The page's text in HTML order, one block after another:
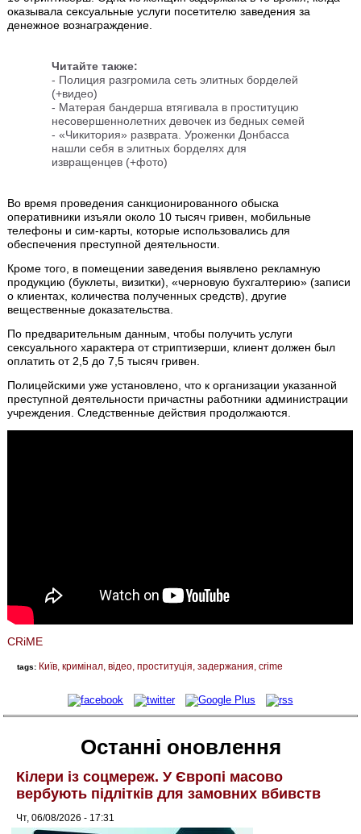
оказывала сексуальные услуги посетителю заведения за
денежное вознаграждение.
Читайте также:
- Полиция разгромила сеть элитных борделей
(+видео)
- Матерая бандерша втягивала в проституцию
несовершеннолетних девочек из бедных семей
-«Чикитория» разврата. Уроженки Донбасса
нашли себя в элитных борделях для
извращенцев (+фото)
Во время проведения санкционированного обыска
оперативники изъяли около 10 тысяч гривен, мобильные
телефоны и сим-карты, которые использовались для
обеспечения преступной деятельности.
Кроме того, в помещении заведения выявлено рекламную
продукцию (буклеты, визитки), «черновую бухгалтерию» (записи
о клиентах, количества полученных средств), другие
вещественные доказательства.
По предварительным данным, чтобы получить услуги
сексуального характера от стриптизерши, клиент должен был
оплатить от 2,5 до 7,5 тысяч гривен.
Полицейскими уже установлено, что к организации указанной
преступной деятельности причастны работники администрации
учреждения. Следственные действия продолжаются.
CRiME
tags: Київ кримінал відео проституція задержания crime
Останні оновлення
Кілери із соцмереж. У Європі масово
вербують підлітків для замовних вбивств
Чт, 06/08/2026 - 17:31